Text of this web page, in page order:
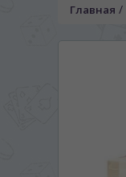
Главная /